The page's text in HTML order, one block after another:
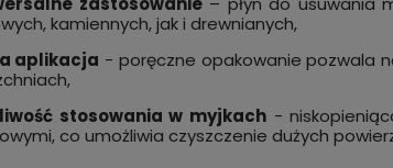
kamiennych, jak i drewnianych,
aplikacja - poręczne opakowanie pozwala
stosowania w myjkach -
co umożliwia czyszczenie dużych